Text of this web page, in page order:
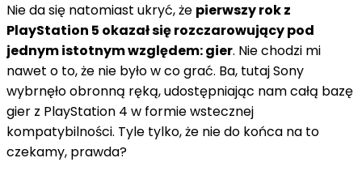
Nie da się natomiast ukryć, że pierwszy rok z
PlayStation 5 okazał się rozczarowujący pod
jednym istotnym względem: gier. Nie chodzi mi
nawet o to, że nie było w co grać. Ba, tutaj Sony
wybrnęło obronną ręką, udostępniając nam całą bazę
gier z PlayStation 4 w formie wstecznej
kompatybilności. Tyle tylko, że nie do końca na to
czekamy, prawda?